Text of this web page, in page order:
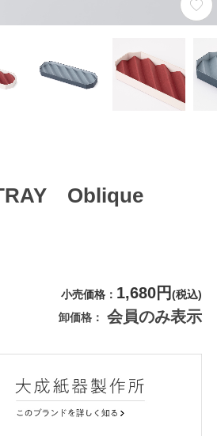
Oblique
小売価格 1,680円(税込)
卸価格
会員のみ表示